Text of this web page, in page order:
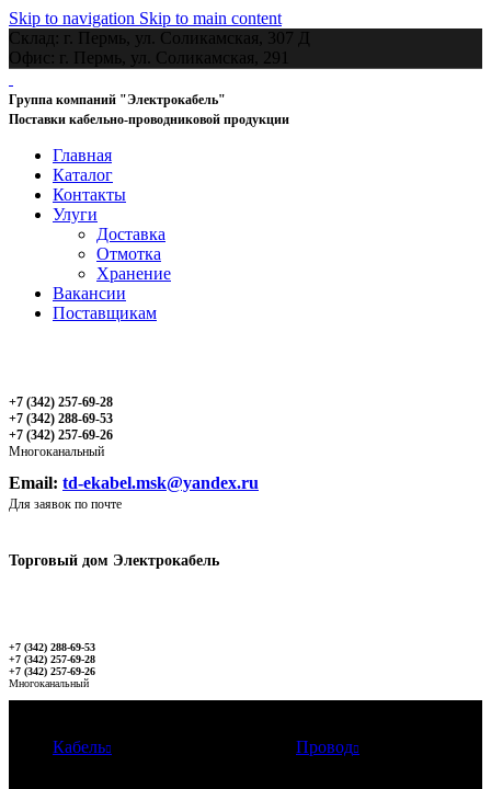
Skip to navigation Skip to main content
Склад: г. Пермь, ул. Соликамская, 307 Д
Офис: г. Пермь, ул. Соликамская, 291
Группа компаний "Электрокабель"
Поставки кабельно-проводниковой продукции
Главная
Каталог
Контакты
Улуги
Доставка
Отмотка
Хранение
Вакансии
Поставщикам
+7 (342) 257-69-28
+7 (342) 288-69-53
+7 (342) 257-69-26
Многоканальный
Email: td-ekabel.msk@yandex.ru
Для заявок по почте
Торговый дом Электрокабель
+7 (342) 288-69-53
+7 (342) 257-69-28
+7 (342) 257-69-26
Многоканальный
Кабель
Провод